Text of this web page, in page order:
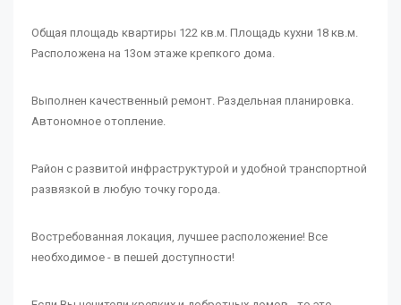
Общая площадь квартиры 122 кв.м. Площадь кухни 18 кв.м.
Расположена на 13ом этаже крепкого дома.
Выполнен качественный ремонт. Раздельная планировка.
Автономное отопление.
Район с развитой инфраструктурой и удобной транспортной
развязкой в любую точку города.
Востребованная локация, лучшее расположение! Все
необходимое - в пешей доступности!